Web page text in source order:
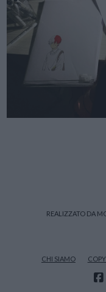
REALIZZATO DA
CHI SIAMO